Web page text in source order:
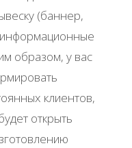
(баннер,
образом, у вас
клиентов,
открыть